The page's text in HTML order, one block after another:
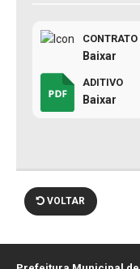
Baixar
ADITIVO
Baixar
VOLTAR